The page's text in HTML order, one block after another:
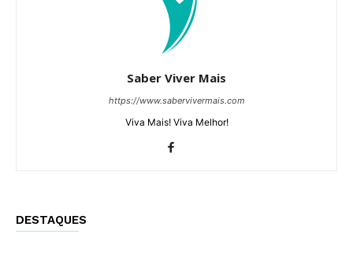
Saber Viver Mais
https://www.sabervivermais.com
Viva Mais! Viva Melhor!
DESTAQUES